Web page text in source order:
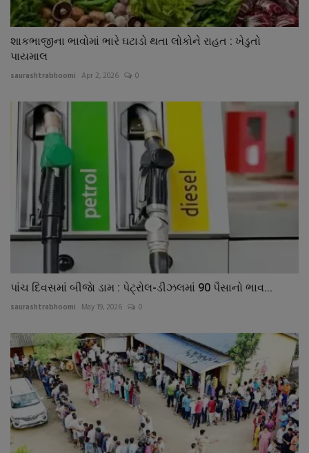
શાકભાજીના ભાવોમાં ભારે ઘટાડો થતા લોકોને રાહત : ખેડુતો
પાયમાલ
saurashtrabhoomi Apr 2, 2026 0
પાંચ દિવસમાં બીજાે ડામ : પેટ્રોલ-ડીઝલમાં 90 પૈસાનો ભાવ...
saurashtrabhoomi May 19, 2026 0